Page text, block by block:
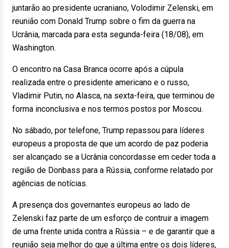
juntarão ao presidente ucraniano, Volodimir Zelenski, em
reunião com Donald Trump sobre o fim da guerra na
Ucrânia, marcada para esta segunda-feira (18/08), em
Washington.
O encontro na Casa Branca ocorre após a cúpula
realizada entre o presidente americano e o russo,
Vladimir Putin, no Alasca, na sexta-feira, que terminou de
forma inconclusiva e nos termos postos por Moscou.
No sábado, por telefone, Trump repassou para líderes
europeus a proposta de que um acordo de paz poderia
ser alcançado se a Ucrânia concordasse em ceder toda a
região de Donbass para a Rússia, conforme relatado por
agências de notícias.
A presença dos governantes europeus ao lado de
Zelenski faz parte de um esforço de contruir a imagem
de uma frente unida contra a Rússia – e de garantir que a
reunião seja melhor do que a última entre os dois líderes,